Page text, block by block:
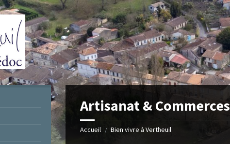
Artisanat & Commerces
Accueil / Bien vivre à Vertheuil